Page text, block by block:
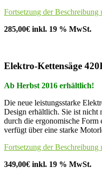
Fortsetzung der Beschreibung
285,00€ inkl. 19 % MwSt.
Elektro-Kettensäge
Ab Herbst 2016 erhältlich!
Die neue leistungsstarke
Design erhältlich. Sie ist nicht
durch die ergonomische Form
verfügt über eine starke
Fortsetzung der Beschreibung
349,00€ inkl. 19 % MwSt.